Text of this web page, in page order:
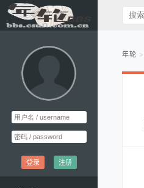
登录 注册
年轮